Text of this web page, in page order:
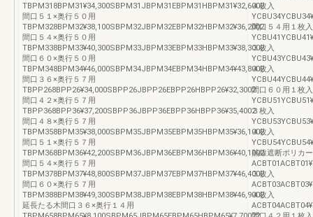
TBPM318BPM31¥34,300SBPM31JBPM31EBPM31HBPM31¥32,6002
間口５１×奥行５０用
TBPM328BPM32¥38,100SBPM32JBPM32EBPM32HBPM32¥36,2002
間口５４×奥行５０用
TBPM338BPM33¥40,300SBPM33JBPM33EBPM33HBPM33¥38,3002
間口６０×奥行５０用
TBPM348BPM34¥46,000SBPM34JBPM34EBPM34HBPM34¥43,8002
間口３６×奥行５７用
TBPP268BPP26¥34,000SBPP26JBPP26EBPP26HBPP26¥32,3002
間口４２×奥行５７用
TBPP368BPP36¥37,200SBPP36JBPP36EBPP36HBPP36¥35,4002
間口４８×奥行５７用
TBPM358BPM35¥38,000SBPM35JBPM35EBPM35HBPM35¥36,1002
間口５１×奥行５７用
TBPM368BPM36¥42,200SBPM36JBPM36EBPM36HBPM36¥40,1002
間口５４×奥行５７用
TBPM378BPM37¥48,800SBPM37JBPM37EBPM37HBPM37¥46,4002
間口６０×奥行５７用
TBPM388BPM38¥49,300SBPM38JBPM38EBPM38HBPM38¥46,9002
延長たる木間口３６×奥行１４用
４枚入
間口５４用１枚入
３枚入
４枚入
間口６０用１枚入
３枚入
４枚入
熱線遮断ポリカ
３枚入
４枚入